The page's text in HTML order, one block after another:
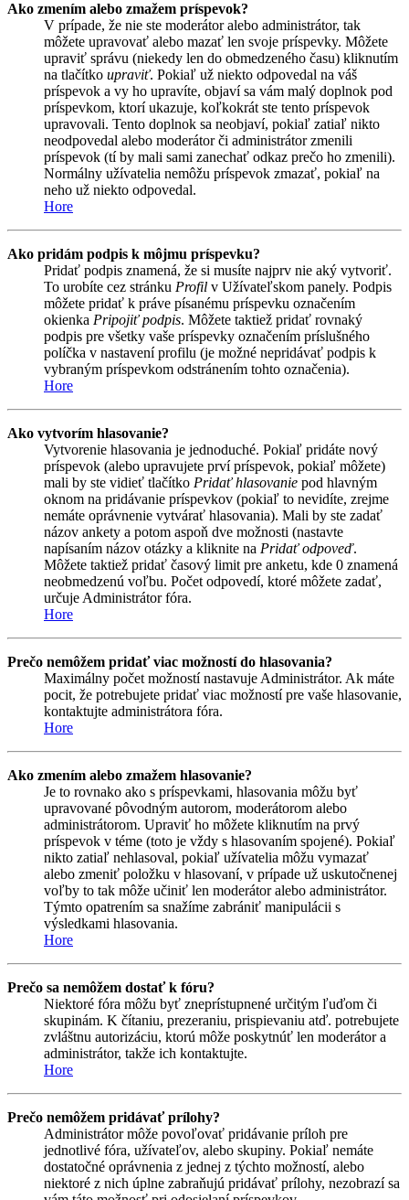
Ako zmením alebo zmažem príspevok?
V prípade, že nie ste moderátor alebo administrátor, tak
môžete upravovať alebo mazať len svoje príspevky. Môžete
upraviť správu (niekedy len do obmedzeného času) kliknutím
na tlačítko upraviť. Pokiaľ už niekto odpovedal na váš
príspevok a vy ho upravíte, objaví sa vám malý doplnok pod
príspevkom, ktorí ukazuje, koľkokrát ste tento príspevok
upravovali. Tento doplnok sa neobjaví, pokiaľ zatiaľ nikto
neodpovedal alebo moderátor či administrátor zmenili
príspevok (tí by mali sami zanechať odkaz prečo ho zmenili).
Normálny užívatelia nemôžu príspevok zmazať, pokiaľ na
neho už niekto odpovedal.
Hore
Ako pridám podpis k môjmu príspevku?
Pridať podpis znamená, že si musíte najprv nie aký vytvoriť.
To urobíte cez stránku Profil v Užívateľskom panely. Podpis
môžete pridať k práve písanému príspevku označením
okienka Pripojiť podpis. Môžete taktiež pridať rovnaký
podpis pre všetky vaše príspevky označením príslušného
políčka v nastavení profilu (je možné nepridávať podpis k
vybraným príspevkom odstránením tohto označenia).
Hore
Ako vytvorím hlasovanie?
Vytvorenie hlasovania je jednoduché. Pokiaľ pridáte nový
príspevok (alebo upravujete prví príspevok, pokiaľ môžete)
mali by ste vidieť tlačítko Pridať hlasovanie pod hlavným
oknom na pridávanie príspevkov (pokiaľ to nevidíte, zrejme
nemáte oprávnenie vytvárať hlasovania). Mali by ste zadať
názov ankety a potom aspoň dve možnosti (nastavte
napísaním názov otázky a kliknite na Pridať odpoveď.
Môžete taktiež pridať časový limit pre anketu, kde 0 znamená
neobmedzenú voľbu. Počet odpovedí, ktoré môžete zadať,
určuje Administrátor fóra.
Hore
Prečo nemôžem pridať viac možností do hlasovania?
Maximálny počet možností nastavuje Administrátor. Ak máte
pocit, že potrebujete pridať viac možností pre vaše hlasovanie,
kontaktujte administrátora fóra.
Hore
Ako zmením alebo zmažem hlasovanie?
Je to rovnako ako s príspevkami, hlasovania môžu byť
upravované pôvodným autorom, moderátorom alebo
administrátorom. Upraviť ho môžete kliknutím na prvý
príspevok v téme (toto je vždy s hlasovaním spojené). Pokiaľ
nikto zatiaľ nehlasoval, pokiaľ užívatelia môžu vymazať
alebo zmeniť položku v hlasovaní, v prípade už uskutočnenej
voľby to tak môže učiniť len moderátor alebo administrátor.
Týmto opatrením sa snažíme zabrániť manipulácii s
výsledkami hlasovania.
Hore
Prečo sa nemôžem dostať k fóru?
Niektoré fóra môžu byť zneprístupnené určitým ľuďom či
skupinám. K čítaniu, prezeraniu, prispievaniu atď. potrebujete
zvláštnu autorizáciu, ktorú môže poskytnúť len moderátor a
administrátor, takže ich kontaktujte.
Hore
Prečo nemôžem pridávať prílohy?
Administrátor môže povoľovať pridávanie príloh pre
jednotlivé fóra, užívateľov, alebo skupiny. Pokiaľ nemáte
dostatočné oprávnenia z jednej z týchto možností, alebo
niektoré z nich úplne zabraňujú pridávať prílohy, nezobrazí sa